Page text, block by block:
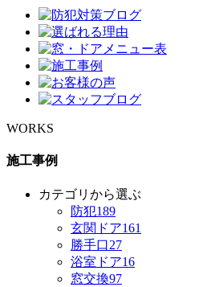
WORKS
施工事例
カテゴリから選ぶ
防犯189
玄関ドア161
勝手口27
浴室ドア16
窓交換97